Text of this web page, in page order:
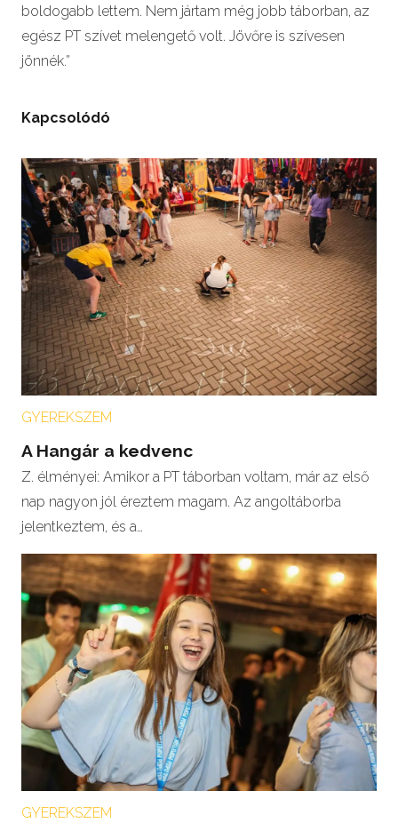
boldogabb lettem. Nem jártam még jobb táborban, az
egész PT szívet melengető volt. Jövőre is szívesen
jönnék.”
Kapcsolódó
GYEREKSZEM
A Hangár a kedvenc
Z. élményei: Amikor a PT táborban voltam, már az első
nap nagyon jól éreztem magam. Az angoltáborba
jelentkeztem, és a…
GYEREKSZEM